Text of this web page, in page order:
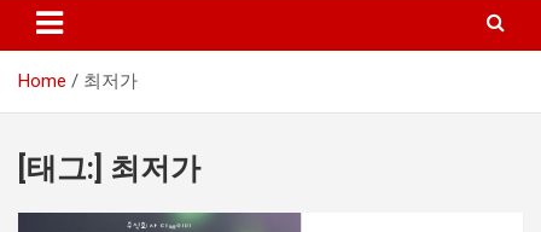
Home 최저가
[태그:] 최저가